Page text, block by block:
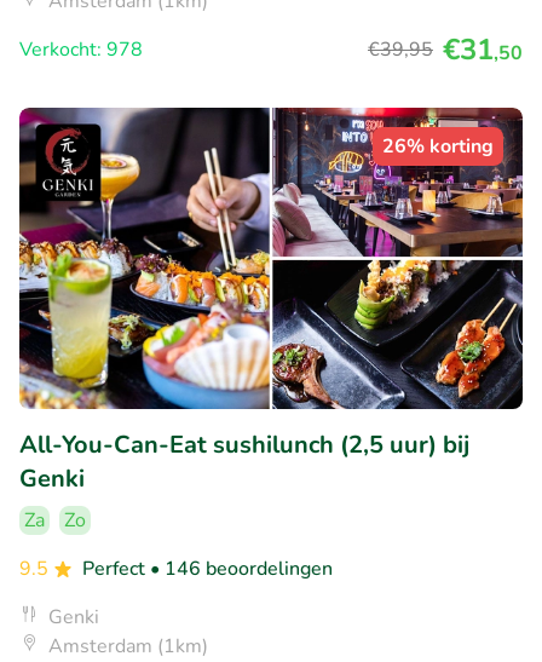
Verkocht: 978
€39,95 €31,50
26% korting
All-You-Can-Eat sushilunch (2,5 uur) bij
Genki
Za
Zo
9.5
Perfect • 146 beoordelingen
Genki
Amsterdam (1km)